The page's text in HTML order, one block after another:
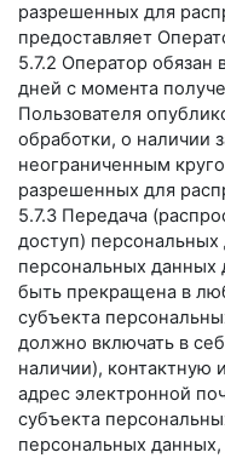
разрешенных для
предоставляет
5.7.2 Оператор обязан
дней с момента
Пользователя
обработки, о наличии
неограниченным
разрешенных для
5.7.3 Передача
доступ)
персональных данных
быть прекращена в
субъекта
должно включать в
наличии),
адрес электронной
субъекта
персональных